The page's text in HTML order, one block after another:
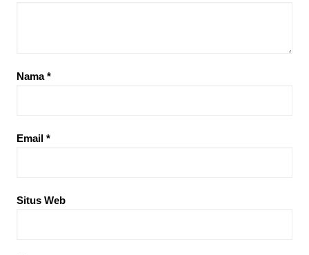
Nama*
Email *
Situs Web